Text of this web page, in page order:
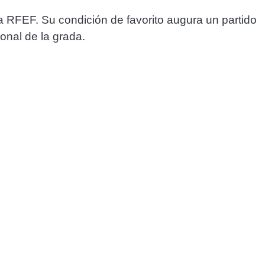
Su condición de favorito augura un partido
de la grada.